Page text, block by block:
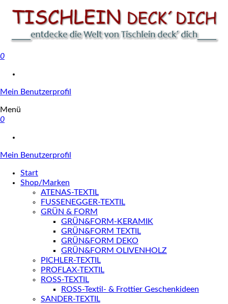
0
Mein Benutzerprofil
Menü
0
Mein Benutzerprofil
Start
Shop/Marken
ATENAS-TEXTIL
FUSSENEGGER-TEXTIL
GRÜN & FORM
GRÜN&FORM-KERAMIK
GRÜN&FORM TEXTIL
GRÜN&FORM DEKO
GRÜN&FORM OLIVENHOLZ
PICHLER-TEXTIL
PROFLAX-TEXTIL
ROSS-TEXTIL
ROSS-Textil- & Frottier Geschenkideen
SANDER-TEXTIL